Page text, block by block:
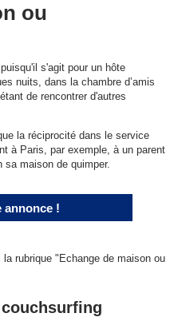
ou
s'agit pour un hôte
nuits, dans la chambre d’amis
de rencontrer d'autres
la réciprocité dans le service
à Paris, par exemple, à un parent
maison de quimper.
annonce !
rubrique "Echange de maison ou